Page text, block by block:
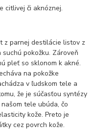
citlivej či aknóznej.
z parnej destilácie listov z
pokožku. Zároveň
pleť so sklonom k akné.
na pokožke
v ľudskom tele a
že je súčasťou syntézy
tele ubúda, čo
kože. Preto je
cez povrch kože.